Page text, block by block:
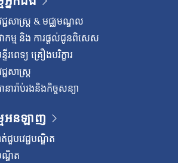
េជ្ជសាស្រ្ត & មជ្ឈមណ្ឌល
កម្ម និង ការផ្តល់ជូនពិសេស
ទីរពេទ្យ គ្រឿងបរិក្ខារ
ជសាស្ត្រ
ារ៉ាប់រងនិងកិច្ចសន្យា
មអនឡាញ
ត់ជួបវេជ្ជបណ្ឌិត
បណ្ឌិត